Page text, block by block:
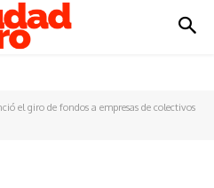
el giro de fondos a empresas de colectivos